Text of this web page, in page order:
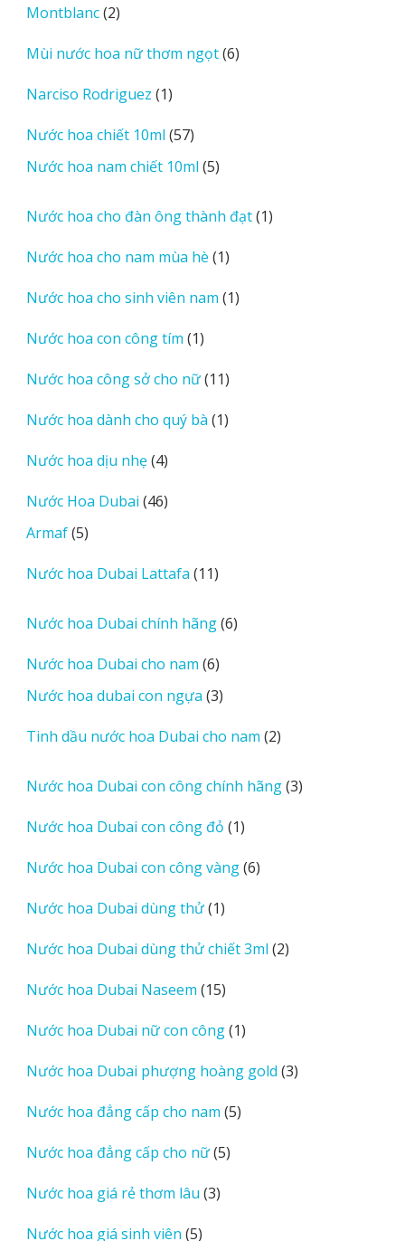
Montblanc 22
phẩm
Mùi nước hoa nữ thơm ngọt 66
Narciso Rodriguez 11
phẩm
Nước hoa chiết 10ml 5757
sản
phẩm
Nước hoa nam chiết 10ml 55
phẩm
Nước hoa cho đàn ông thành đạt 11
Nước hoa cho nam mùa hè 11
phẩm
Nước hoa cho sinh viên nam 11
Nước hoa con công tím 11
phẩm
Nước hoa công sở cho nữ 1111
phẩm
Nước hoa dành cho quý bà 11
Nước hoa dịu nhẹ 44
phẩm
Nước Hoa Dubai 4646
Armaf 55
phẩm
Nước hoa Dubai Lattafa 1111
phẩm
Nước hoa Dubai chính hãng 66
Nước hoa Dubai cho nam 66
sản
phẩm
Nước hoa dubai con ngựa 33
phẩm
Tinh dầu nước hoa Dubai cho nam 22
phẩm
Nước hoa Dubai con công chính hãng 33
Nước hoa Dubai con công đỏ 11
phẩm
Nước hoa Dubai con công vàng 66
Nước hoa Dubai dùng thử 11
phẩm
Nước hoa Dubai dùng thử chiết 3ml 22
Nước hoa Dubai Naseem 1515
phẩm
Nước hoa Dubai nữ con công 11
phẩm
Nước hoa Dubai phượng hoàng gold 33
Nước hoa đẳng cấp cho nam 55
Nước hoa đẳng cấp cho nữ 55
Nước hoa giá rẻ thơm lâu 33
Nước hoa giá sinh viên 55